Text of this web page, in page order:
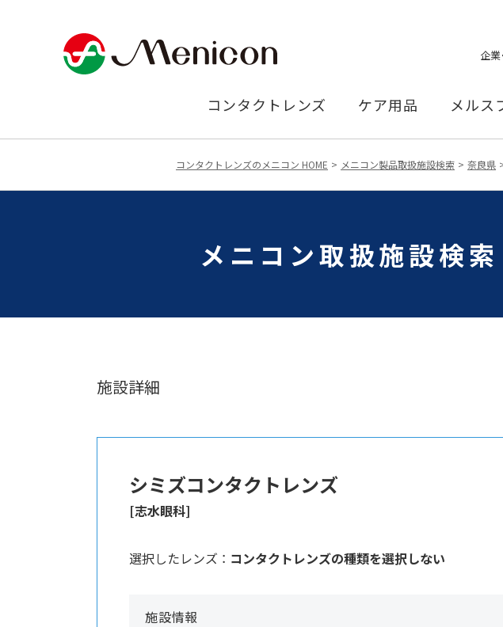
企業
コンタクトレンズ ケア用品 メルス
コンタクトレンズのメニコン HOME メニコン製品取扱施設検索 奈良県
メニコン取扱施設検
施設詳細
シミズコンタクトレンズ
[志水眼科]
選択したレンズ ： コンタクトレンズの種類を選択しない
施設情報